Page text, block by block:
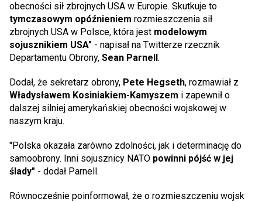
obecności sił zbrojnych USA w Europie. Skutkuje to
tymczasowym opóźnieniem rozmieszczenia sił
zbrojnych USA w Polsce, która jest modelowym
sojusznikiem USA" - napisał na Twitterze rzecznik
Departamentu Obrony, Sean Parnell.
Dodał, że sekretarz obrony, Pete Hegseth, rozmawiał z
Władysławem Kosiniakiem-Kamyszem i zapewnił o
dalszej silniej amerykańskiej obecności wojskowej w
naszym kraju.
"Polska okazała zarówno zdolności, jak i determinację do
samoobrony. Inni sojusznicy NATO powinni pójść w jej
ślady" - dodał Parnell.
Równocześnie poinformował, że o rozmieszczeniu wojsk